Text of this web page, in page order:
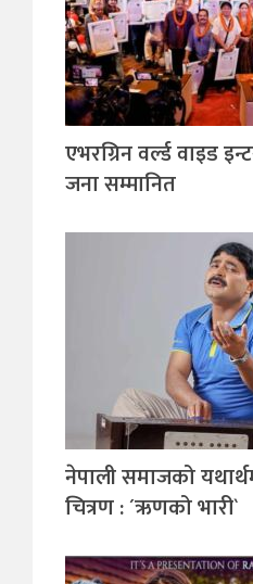
एभरग्रिन वर्ल्ड वाइड
जना सम्मानित
नेपाली समाजको
चित्रण : ´ऋणको भारी`